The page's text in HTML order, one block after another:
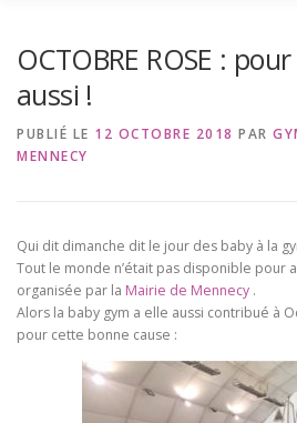
OCTOBRE ROSE :
aussi !
PUBLIÉ LE 12 OCTOBRE 2018 PAR
MENNECY
Qui dit dimanche dit le jour des baby à la
Tout le monde n’était pas disponible pour
organisée par la Mairie de Mennecy .
Alors la baby gym a elle aussi contribué à
pour cette bonne cause :